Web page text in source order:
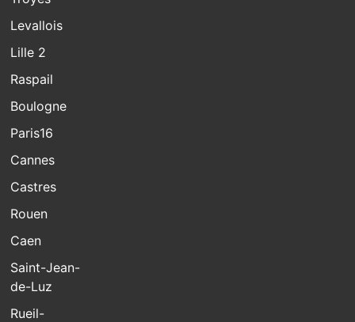
Levallois
Lille 2
Raspail
Boulogne
Paris16
Cannes
Castres
Rouen
Caen
Saint-Jean-
de-Luz
Rueil-